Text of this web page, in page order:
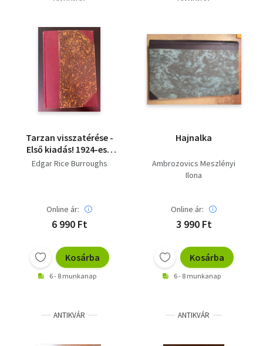
Tarzan visszatérése -
Első kiadás! 1924-es -
Első kiadás
Edgar Rice Burroughs
Online ár:
6 990 Ft
Kosárba
6 - 8 munkanap
Hajnalka
Ambrozovics Meszlényi
Ilona
Online ár:
3 990 Ft
Kosárba
6 - 8 munkanap
ANTIKVÁR ANTIKVÁR